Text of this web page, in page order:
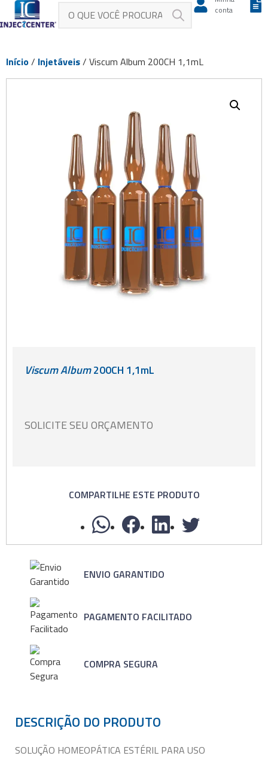
conta
Início/ Injetáveis/ Viscum Album 200CH 1,1mL
Viscum Album200CH 1,1mL
SOLICITE SEU ORÇAMENTO
COMPARTILHE ESTE PRODUTO
ENVIO GARANTIDO
PAGAMENTO FACILITADO
COMPRA SEGURA
DESCRIÇÃO DO PRODUTO
SOLUÇÃO HOMEOPÁTICA ESTÉRIL PARA USO